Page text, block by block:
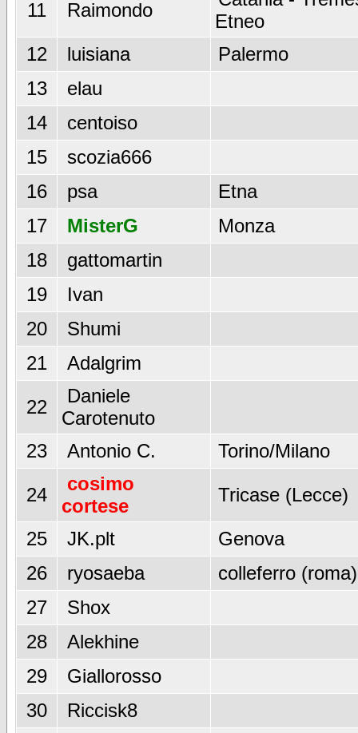
11 Raimondo
Etneo
12
luisiana
Palermo
13
elau
14
centoiso
15
scozia666
16
psa
Etna
17
MisterG
Monza
18
gattomartin
19
Ivan
20
Shumi
21
Adalgrim
22
Daniele
Carotenuto
23
Antonio C. Torino/Milano
24
cosimo
cortese
Tricase (Lecce)
25 JK.plt
Genova
26
ryosaeba
colleferro (roma)
27
Shox
28
Alekhine
29
Giallorosso
30
Riccisk8